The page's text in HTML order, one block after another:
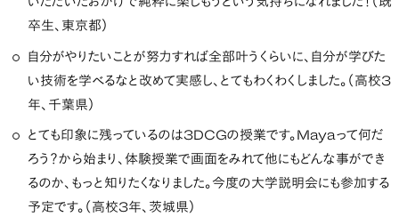
いただいたおかげで純粋に楽しもうという気持ちになれました！（既
卒生、東京都）
自分がやりたいことが努力すれば全部叶うくらいに、自分が学びた
い技術を学べるなと改めて実感し、とてもわくわくしました。（高校3
年、千葉県）
とても印象に残っているのは3DCGの授業です。Mayaって何だ
ろう？から始まり、体験授業で画面をみれて他にもどんな事ができ
るのか、もっと知りたくなりました。今度の大学説明会にも参加する
予定です。（高校3年、茨城県）